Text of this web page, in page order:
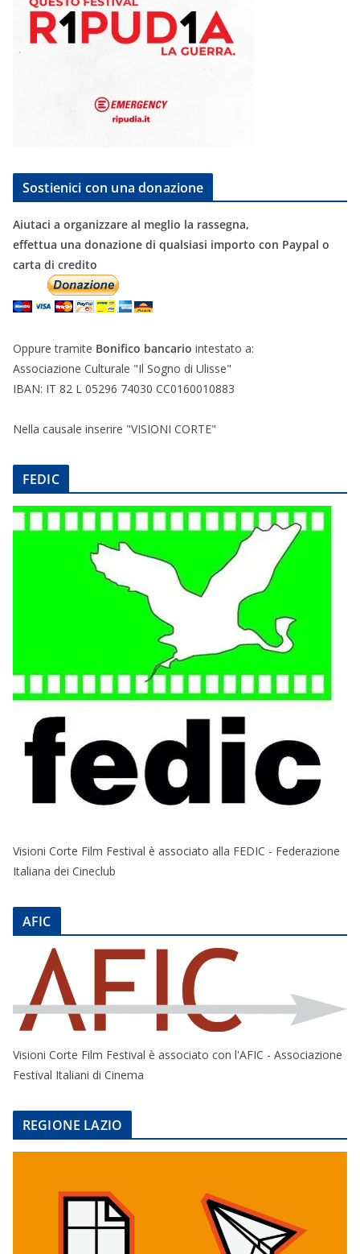
Sostienici con una donazione
Aiutaci a organizzare al meglio la rassegna,
effettua una donazione di qualsiasi importo con Paypal o
carta di credito
Oppure tramite Bonifico bancario intestato a:
Associazione Culturale "Il Sogno di Ulisse"
IBAN: IT 82 L 05296 74030 CC0160010883
Nella causale inserire "VISIONI CORTE"
FEDIC
Visioni Corte Film Festival è associato alla FEDIC - Federazione
Italiana dei Cineclub
AFIC
Visioni Corte Film Festival è associato con l'AFIC - Associazione
Festival Italiani di Cinema
REGIONE LAZIO